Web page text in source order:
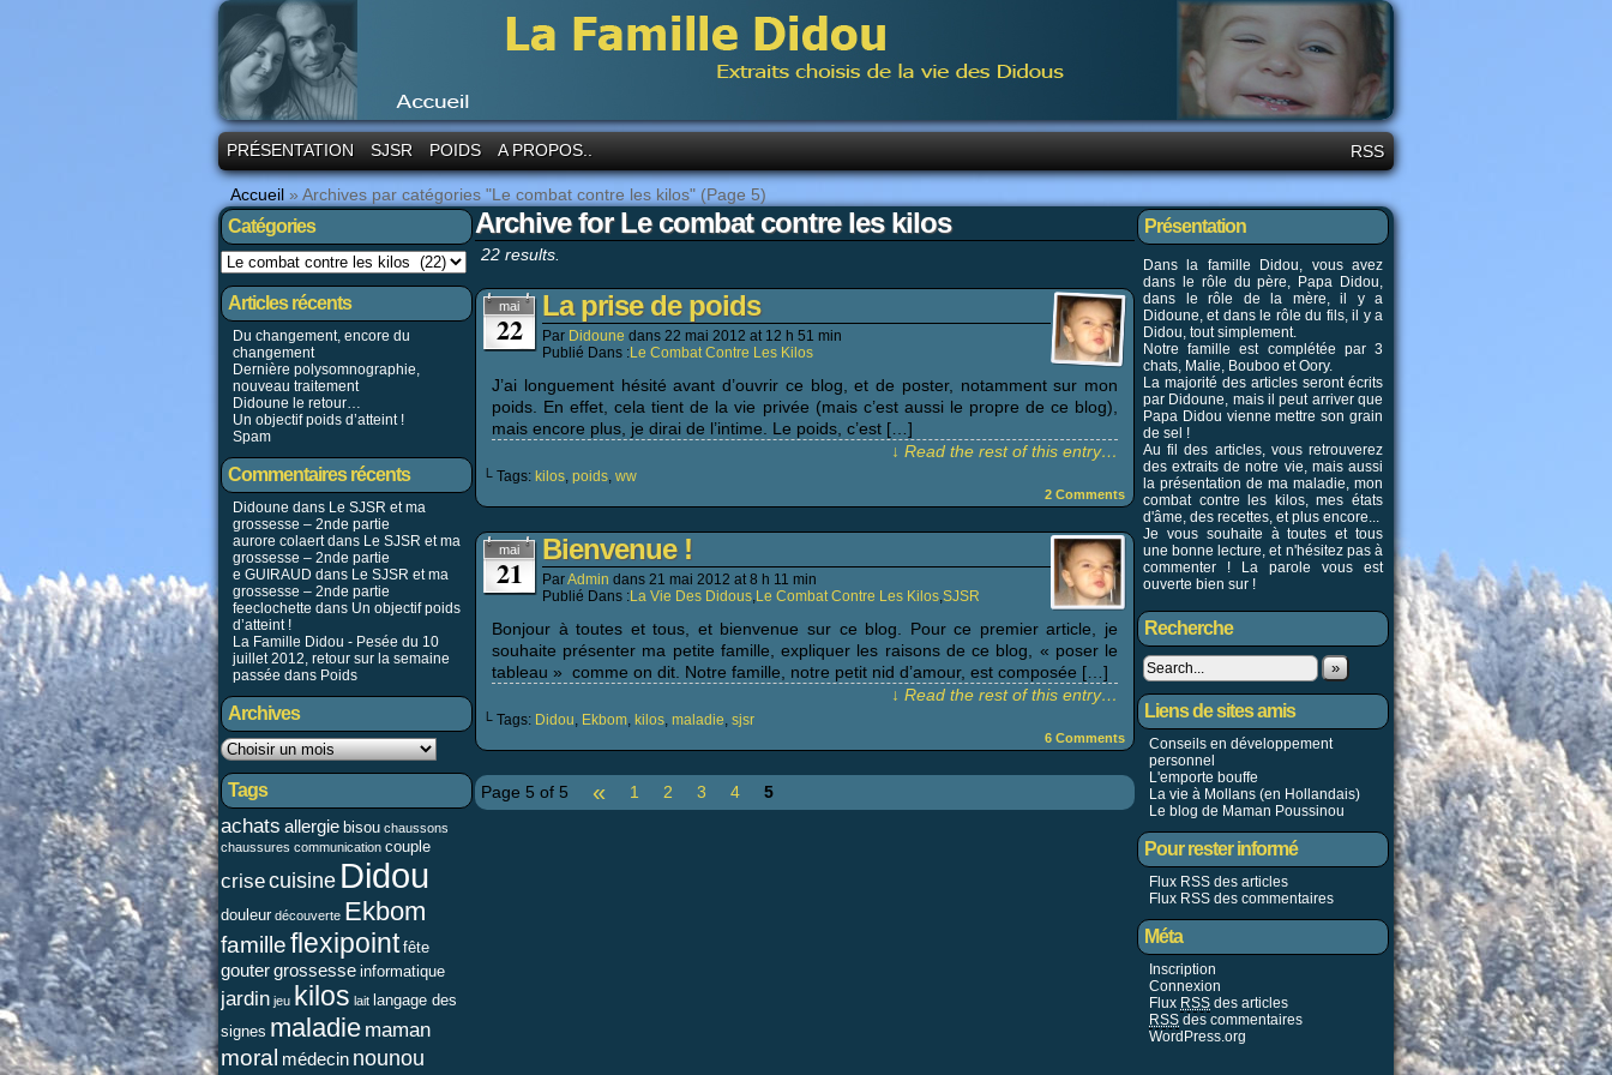
PRÉSENTATION SJSR POIDS A PROPOS.. RSS
Accueil » Archives par catégories "Le combat contre les kilos" (Page 5)
Catégories
Articles récents
Du changement, encore du
changement
Dernière polysomnographie,
nouveau traitement
Didoune le retour…
Un objectif poids d’atteint !
Spam
Commentaires récents
Didoune dans Le SJSR et ma
grossesse – 2nde partie
aurore colaert dans Le SJSR et ma
grossesse – 2nde partie
e GUIRAUD dans Le SJSR et ma
grossesse – 2nde partie
feeclochette dans Un objectif poids
d’atteint !
La Famille Didou - Pesée du 10
juillet 2012, retour sur la semaine
passée dans Poids
Archives
Tags
achats allergie bisou chaussons
chaussures communication couple
crisecuisine Didou
douleur découverte Ekbom
familleflexipoint fête
goutergrossesse informatique
jardin jeu kilos lait langage des
signes maladie maman
moral médecin nounou
Archive for Le combat contre les kilos
22 results.
mai
22
La prise de poids
Par Didoune dans 22 mai 2012 at 12 h 51 min
Publié Dans :Le Combat Contre Les Kilos
J’ai longuement hésité avant d’ouvrir ce blog, et de poster, notamment sur mon
poids. En effet, cela tient de la vie privée (mais c’est aussi le propre de ce blog),
mais encore plus, je dirai de l’intime. Le poids, c’est […]
↓ Read the rest of this entry…
└ Tags: kilos, poids, ww
2 Comments
mai
21
Bienvenue !
ParAdmin dans 21 mai 2012 at8 h 11 min
Publié Dans :La Vie Des Didous,Le Combat Contre Les Kilos,SJSR
Bonjour à toutes et tous, et bienvenue sur ce blog. Pour ce premier article, je
souhaite présenter ma petite famille, expliquer les raisons de ce blog, « poser le
tableau » comme on dit. Notre famille, notre petit nid d’amour, est composée […]
↓ Read the rest of this entry…
└ Tags: Didou, Ekbom, kilos, maladie, sjsr
6 Comments
Page 5 of 5 « 1 2 3 4 5
Présentation
Dans la famille Didou, vous avez
dans le rôle du père, Papa Didou,
dans le rôle de la mère, il y a
Didoune, et dans le rôle du fils, il y a
Didou, tout simplement.
Notre famille est complétée par 3
chats, Malie, Bouboo et Oory.
La majorité des articles seront écrits
par Didoune, mais il peut arriver que
Papa Didou vienne mettre son grain
de sel !
Au fil des articles, vous retrouverez
des extraits de notre vie, mais aussi
la présentation de ma maladie, mon
combat contre les kilos, mes états
d'âme, des recettes, et plus encore...
Je vous souhaite à toutes et tous
une bonne lecture, et n'hésitez pas à
commenter ! La parole vous est
ouverte bien sur !
Recherche
»
Liens de sites amis
Conseils en développement
personnel
L'emporte bouffe
La vie à Mollans (en Hollandais)
Le blog de Maman Poussinou
Pour rester informé
Flux RSS des articles
Flux RSS des commentaires
Méta
Inscription
Connexion
Flux RSS des articles
RSS des commentaires
WordPress.org